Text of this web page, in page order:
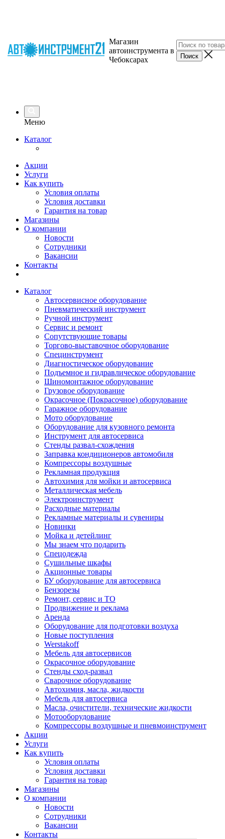
Магазин
автоинструмента в
Чебоксарах
Меню
Каталог
Акции
Услуги
Как купить
Условия оплаты
Условия доставки
Гарантия на товар
Магазины
О компании
Новости
Сотрудники
Вакансии
Контакты
Каталог
Автосервисное оборудование
Пневматический инструмент
Ручной инструмент
Сервис и ремонт
Сопутствующие товары
Торгово-выставочное оборудование
Специнструмент
Диагностическое оборудование
Подъемное и гидравлическое оборудование
Шиномонтажное оборудование
Грузовое оборудование
Окрасочное (Покрасочное) оборудование
Гаражное оборудование
Мото оборудование
Оборудование для кузовного ремонта
Инструмент для автосервиса
Стенды развал-схождения
Заправка кондиционеров автомобиля
Компрессоры воздушные
Рекламная продукция
Автохимия для мойки и автосервиса
Металлическая мебель
Электроинструмент
Расходные материалы
Рекламные материалы и сувениры
Новинки
Мойка и детейлинг
Мы знаем что подарить
Спецодежда
Сушильные шкафы
Акционные товары
БУ оборудование для автосервиса
Бензорезы
Ремонт, сервис и ТО
Продвижение и реклама
Аренда
Оборудование для подготовки воздуха
Новые поступления
Werstakoff
Мебель для автосервисов
Окрасочное оборудование
Стенды сход-развал
Сварочное оборудование
Автохимия, масла, жидкости
Мебель для автосервиса
Масла, очистители, технические жидкости
Мотооборудование
Компрессоры воздушные и пневмоинструмент
Акции
Услуги
Как купить
Условия оплаты
Условия доставки
Гарантия на товар
Магазины
О компании
Новости
Сотрудники
Вакансии
Контакты